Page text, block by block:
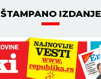
ŠTAMPANO IZDANJE